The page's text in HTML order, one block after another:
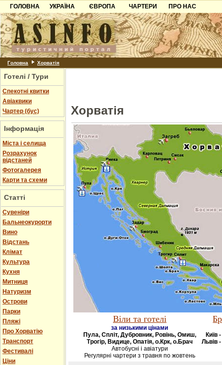
ГОЛОВНА
УКРАЇНА
Карпати
Азов
Причорноморря
Шацьк
ЄВРОПА
Чорногорія
Хорватія
Болгарія
ЧАРТЕРИ
ПРО НАС
Контакти
Партнерам
Додати готель
Головна Хорватія
Готелі / Тури
Спекотні квитки
Авіаквики
Чартер (бус)
Інформація
Міста і селища
Розрахунок
відстаней
Фотогалерея
Карти та схеми
Статті
Cувеніри
Бальнеокурорти
Вино
Відстань
Клімат
Культура
Кухня
Митниця
Натуризм
Острови
Парки
Пляжі
Про Хорватію
Транспорт
Фестивалі
Ціни
Хорватія
Віли та готелі
за низькими цінами
Пула, Спліт, Дубровник, Ровінь, Омиш,
Трогір, Видице, Опатія, о.Крк, о.Брач
Автобусні і авіатури
Регулярні чартери з травня по жовтень
Київ
Львів